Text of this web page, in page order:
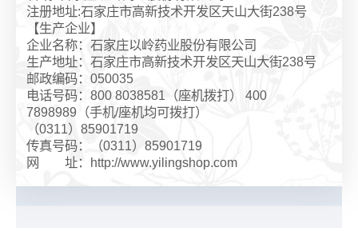
注册地址:石家庄市高新技术开发区天山大街238号
【生产企业】
企业名称：石家庄以岭药业股份有限公司
生产地址：石家庄市高新技术开发区天山大街238号
邮政编码：050035
电话号码：800 8038581（座机拨打） 400
7898989（手机/座机均可拨打）
（0311）85901719
传真号码：（0311）85901719
网 址：http://www.yilingshop.com